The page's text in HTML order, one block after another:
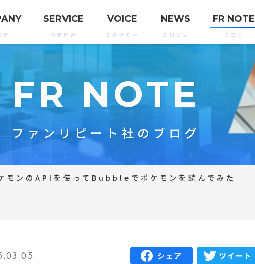
内
SERVICE
事業内容
VOICE
お客様の声
NEWS
お知らせ
FR NOTE
ブログ
ファンリピート社のブログ
FR NOTE
モンのAPIを使ってBubbleでポケモンを読んでみた